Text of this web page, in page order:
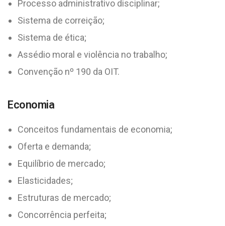
Processo administrativo disciplinar;
Sistema de correição;
Sistema de ética;
Assédio moral e violência no trabalho;
Convenção nº 190 da OIT.
Economia
Conceitos fundamentais de economia;
Oferta e demanda;
Equilíbrio de mercado;
Elasticidades;
Estruturas de mercado;
Concorrência perfeita;